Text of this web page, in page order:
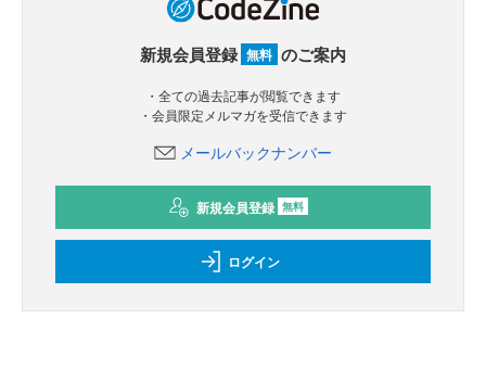
新規会員登録 無料 のご案内
・全ての過去記事が閲覧できます
・会員限定メルマガを受信できます
メールバックナンバー
新規会員登録 無料
ログイン